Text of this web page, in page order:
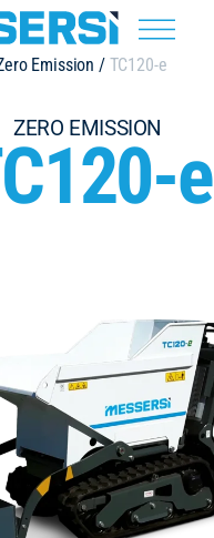
Emission / TC120-e
ZERO EMISSION
e